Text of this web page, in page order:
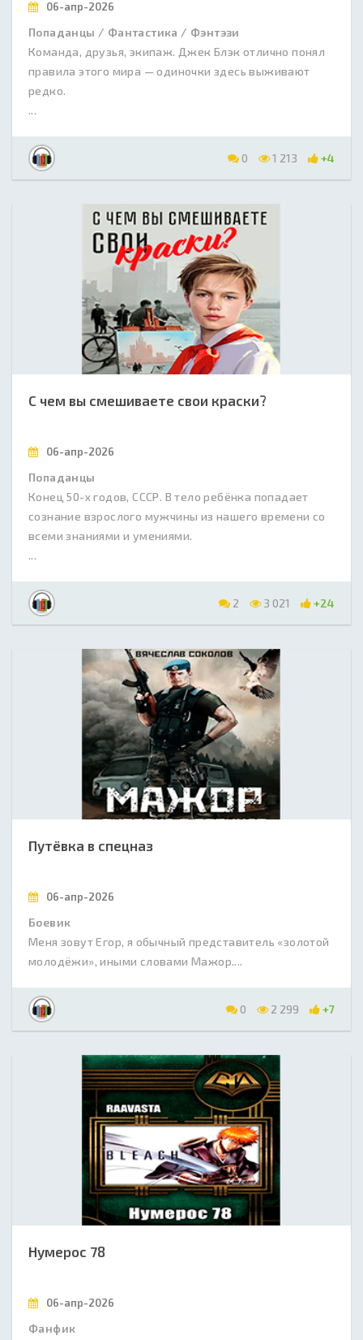
06-апр-2026
Попаданцы / Фантастика / Фэнтэзи
Команда, друзья, экипаж. Джек Блэк отлично понял
правила этого мира — одиночки здесь выживают
редко.
...
0 1 213 +4
С чем вы смешиваете свои краски?
06-апр-2026
Попаданцы
Конец 50-х годов, СССР. В тело ребёнка попадает
сознание взрослого мужчины из нашего времени со
всеми знаниями и умениями.
...
2 3 021 +24
Путёвка в спецназ
06-апр-2026
Боевик
Меня зовут Егор, я обычный представитель «золотой
молодёжи», иными словами Мажор....
0 2 299 +7
Нумерос 78
06-апр-2026
Фанфик